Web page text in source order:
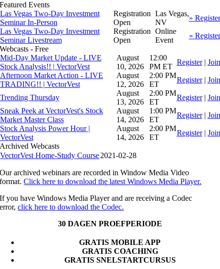
Featured Events
Las Vegas Two-Day Investment
Seminar In-Person
Registration
Open
Las Vegas,
NV
» Register
Las Vegas Two-Day Investment
Seminar Livestream
Registration
Open
Online
Event
» Register
Webcasts - Free
Mid-Day Market Update - LIVE
Stock Analysis!! | VectorVest
August
10, 2026
12:00
PM ET
Register| Join
Afternoon Market Action - LIVE
TRADING!! | VectorVest
August
12, 2026
2:00 PM
ET
Register| Join
Trending Thursday
August
13, 2026
2:00 PM
ET
Register| Join
Sneak Peek at VectorVest's Stock
Market Master Class
August
14, 2026
1:00 PM
ET
Register| Join
Stock Analysis Power Hour |
VectorVest
August
14, 2026
2:00 PM
ET
Register| Join
Archived Webcasts
VectorVest Home-Study Course2021-02-28
Our archived webinars are recorded in Window Media Video
format.Click here to download the latest Windows Media Player.
If you have Windows Media Player and are receiving a Codec
error,click here to download the Codec.
30 DAGEN PROEFPERIODE
GRATIS MOBILE APP
GRATIS COACHING
GRATIS SNELSTARTCURSUS